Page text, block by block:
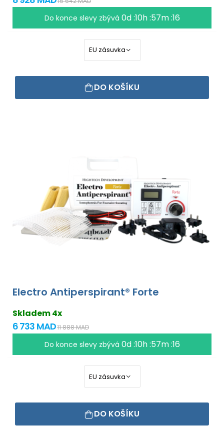
Do konce slevy zbývá 0d :10h :57m :16
DO KOŠÍKU
Electro Antiperspirant® Forte
Skladem 4x
6 733 MAD11 888 MAD
Do konce slevy zbývá 0d :10h :57m :16
DO KOŠÍKU